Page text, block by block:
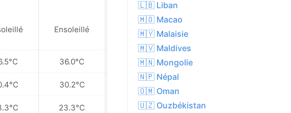
Ensoleillé
36.0°C
30.2°C
23.3°C
Ensoleillé
35.7°C
23.2°C
🇱🇧 Liban
🇲🇴 Macao
🇲🇾 Malaisie
🇲🇻 Maldives
🇲🇳 Mongolie
🇳🇵 Népal
🇴🇲 Oman
🇺🇿 Ouzbékistan